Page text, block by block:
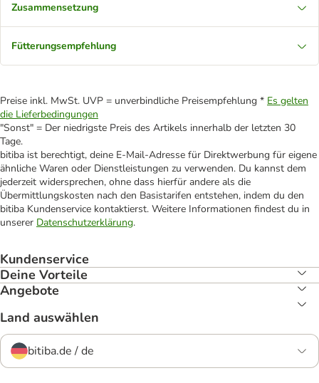
Zusammensetzung
Fütterungsempfehlung
Preise inkl. MwSt. UVP = unverbindliche Preisempfehlung * Es gelten
die Lieferbedingungen
"Sonst" = Der niedrigste Preis des Artikels innerhalb der letzten 30
Tage.
bitiba ist berechtigt, deine E-Mail-Adresse für Direktwerbung für eigene
ähnliche Waren oder Dienstleistungen zu verwenden. Du kannst dem
jederzeit widersprechen, ohne dass hierfür andere als die
Übermittlungskosten nach den Basistarifen entstehen, indem du den
bitiba Kundenservice kontaktierst. Weitere Informationen findest du in
unserer Datenschutzerklärung.
Kundenservice
Deine Vorteile
Angebote
Land auswählen
bitiba.de / de